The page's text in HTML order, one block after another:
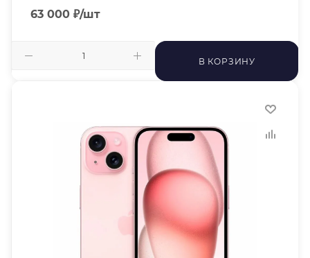
63 000 ₽/шт
В КОРЗИНУ